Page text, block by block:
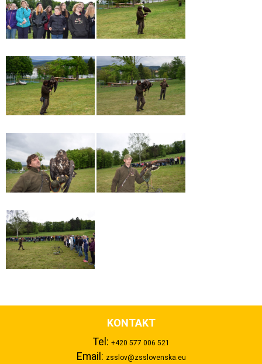
KONTAKT
Tel: +420 577 006 521
Email: zsslov@zsslovenska.eu